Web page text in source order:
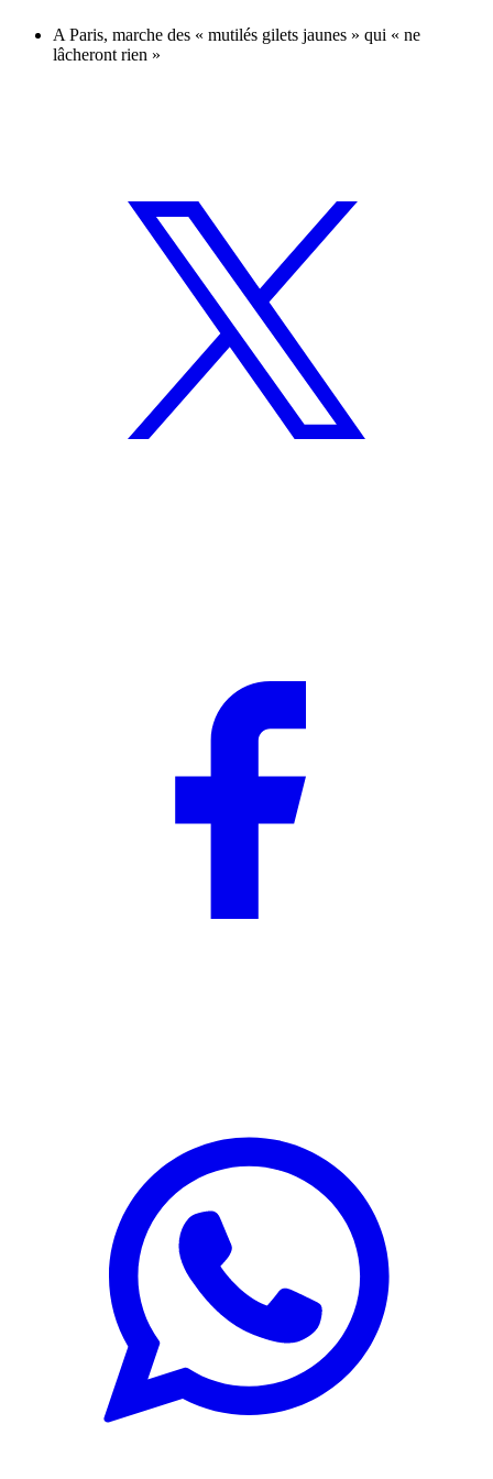
A Paris, marche des « mutilés gilets jaunes » qui « ne
lâcheront rien »